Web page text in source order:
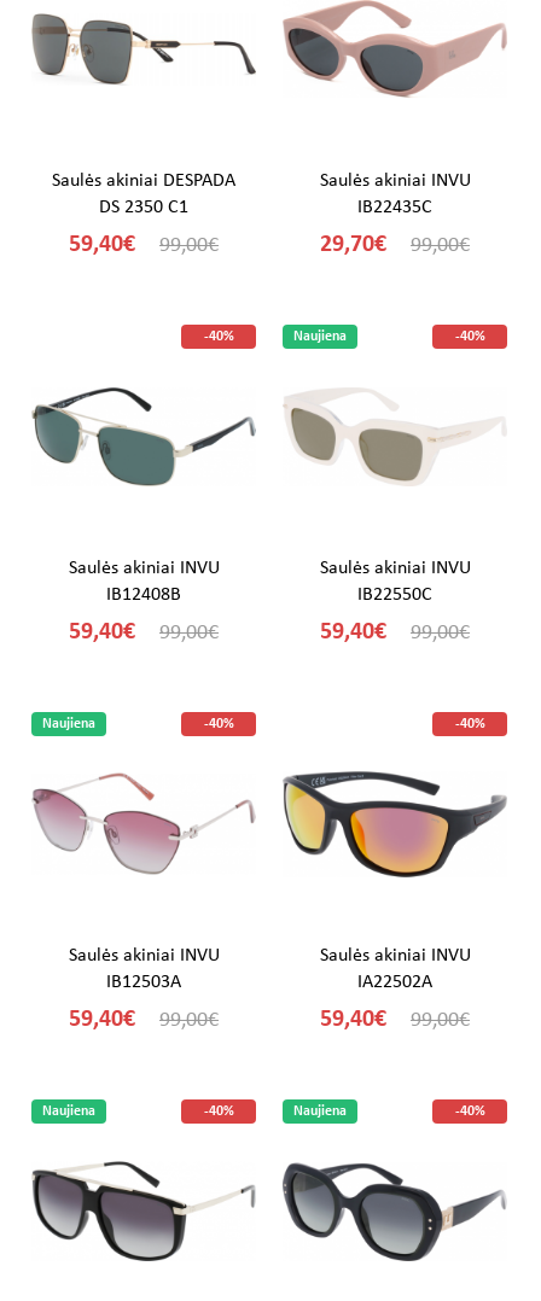
Saulės akiniai DESPADA
DS 2350 C1
59,40€ 99,00€
Saulės akiniai INVU
IB22435C
29,70€ 99,00€
-40%
Saulės akiniai INVU
IB12408B
59,40€ 99,00€
Naujiena -40%
Saulės akiniai INVU
IB22550C
59,40€ 99,00€
Naujiena -40%
Saulės akiniai INVU
IB12503A
59,40€ 99,00€
-40%
Saulės akiniai INVU
IA22502A
59,40€ 99,00€
Naujiena -40% Naujiena -40%